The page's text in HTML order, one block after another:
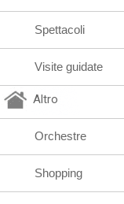
Spettacoli
Visite guidate
Altro
Orchestre
Shopping